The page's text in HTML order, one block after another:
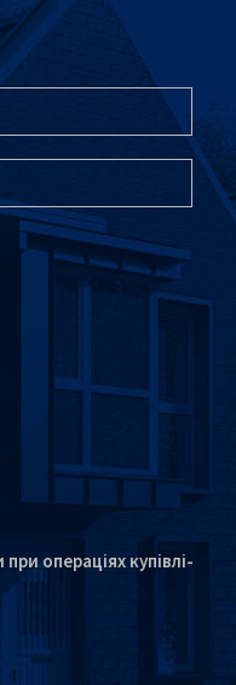
операціях купівлі-